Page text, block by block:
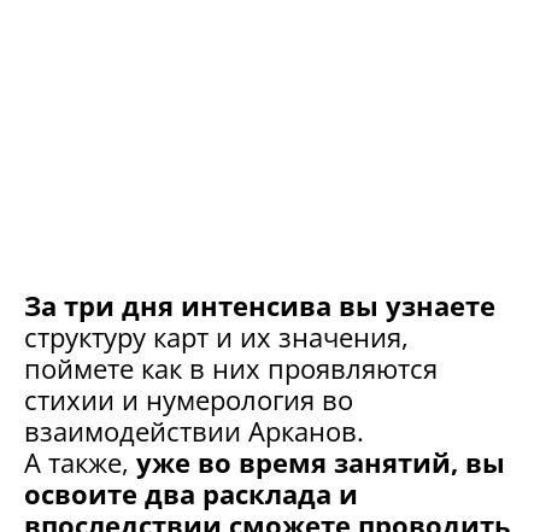
За три дня интенсива вы узнаете
структуру карт и их значения,
поймете как в них проявляются
стихии и нумерология во
взаимодействии Арканов.
А также, уже во время занятий, вы
освоите два расклада и
впоследствии сможете проводить